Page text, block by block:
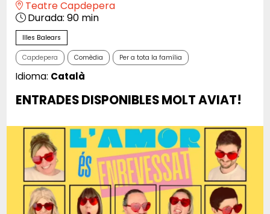
Teatre Capdepera
Durada: 90 min
Illes Balears
Capdepera Comèdia Per a tota la família
Idioma: Català
ENTRADES DISPONIBLES MOLT AVIAT!